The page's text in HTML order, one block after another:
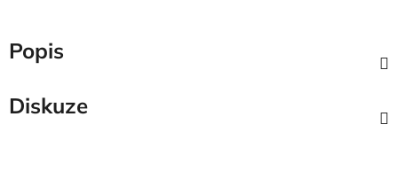
Popis
Diskuze